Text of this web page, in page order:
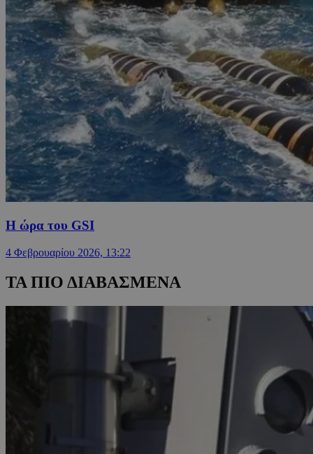
Η ώρα του GSI
4 Φεβρουαρίου 2026, 13:22
ΤΑ ΠΙΟ ΔΙΑΒΑΣΜΕΝΑ